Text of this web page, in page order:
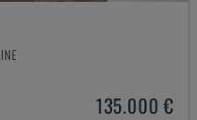
135.000 €